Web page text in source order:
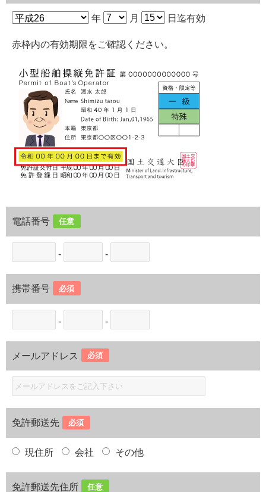
年 月 日迄有効
赤枠内の有効期限をご確認ください。
電話番号 任意
- -
携帯番号 必須
- -
メールアドレス 必須
免許郵送先 必須
現住所 会社 その他
免許郵送先住所 任意